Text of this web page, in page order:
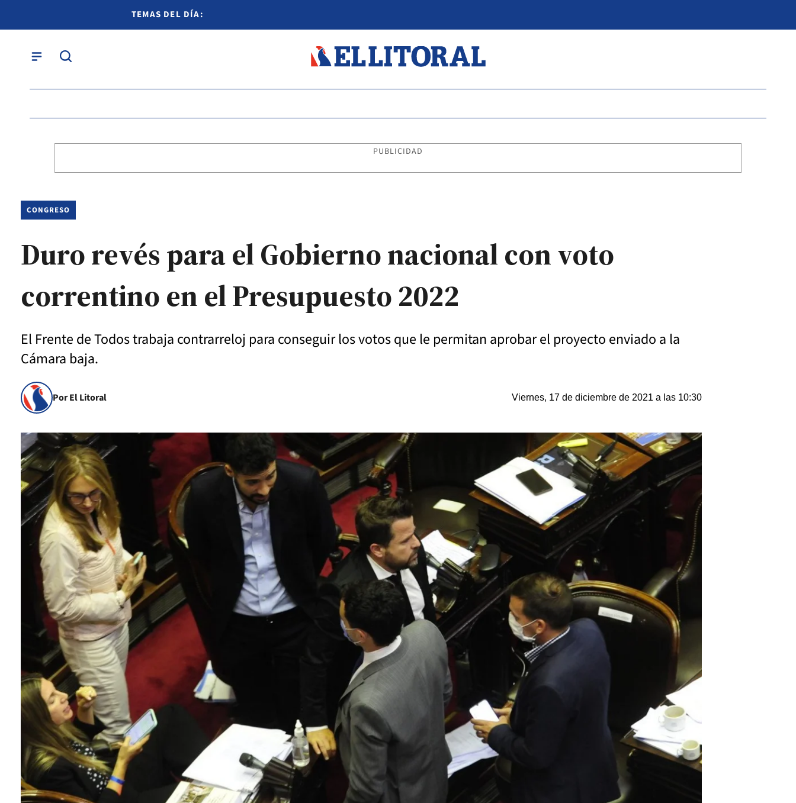
TEMAS DEL DÍA:
PUBLICIDAD
CONGRESO
Duro revés para el Gobierno nacional con voto
correntino en el Presupuesto 2022
El Frente de Todos trabaja contrarreloj para conseguir los votos que le permitan aprobar el proyecto enviado a la
Cámara baja.
Por El Litoral Viernes, 17 de diciembre de 2021 a las 10:30